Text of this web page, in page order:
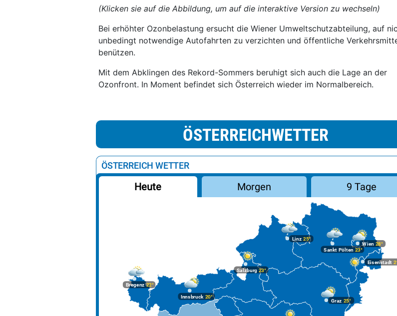
(Klicken sie auf die Abbildung, um auf die interaktive Version zu wechseln)
Bei erhöhter Ozonbelastung ersucht die Wiener Umweltschutzabteilung, auf
unbedingt notwendige Autofahrten zu verzichten und öffentliche
benützen.
Mit dem Abklingen des Rekord-Sommers beruhigt sich auch die Lage an der
Ozonfront. In Moment befindet sich Österreich wieder im Normalbereich.
ÖSTERREICHWETTER
ÖSTERREICH WETTER
Heute Morgen 9 Tage
Bregenz22°
Graz 25°
Innsbruck20°
Linz 25°
Salzburg23°
Wien 28°
Eisenstadt
Sankt Pölten 23°